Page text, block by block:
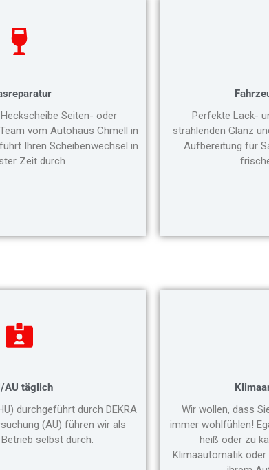
Seiten- oder
vom Autohaus Chmell in
Ihren Scheibenwechsel in
Zeit durch
Perfekte Lack-
strahlenden Glanz
Aufbereitung für
AU täglich
durchgeführt durch DEKRA
(AU) führen wir als
selbst durch.
Wir wollen, dass
immer wohlfühlen!
heiß oder zu
Klimaautomatik oder